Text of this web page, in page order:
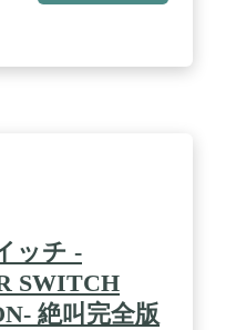
ッチ -
SWITCH
絶叫完全版